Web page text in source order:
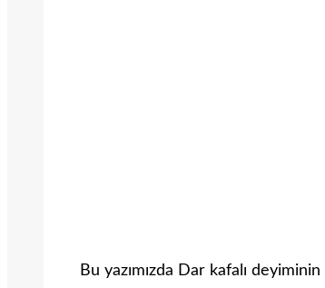
Bu yazımızda Dar kafalı deyiminin